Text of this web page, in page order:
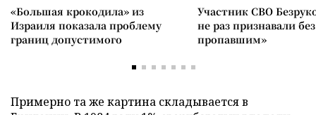
«Большая крокодила» из
Израиля показала проблему
границ допустимого
Участник СВО
не раз признавали
пропавшим»
Примерно та же картина складывается в